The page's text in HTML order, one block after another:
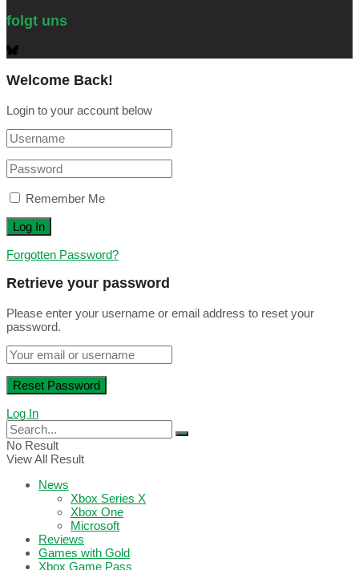
folgt uns
Welcome Back!
Login to your account below
Remember Me
Forgotten Password?
Retrieve your password
Please enter your username or email address to reset your
password.
Log In
No Result
View All Result
News
Xbox Series X
Xbox One
Microsoft
Reviews
Games with Gold
Xbox Game Pass